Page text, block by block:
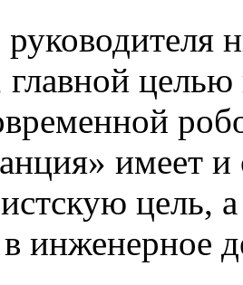
целью
имеет
цель,
инженерное